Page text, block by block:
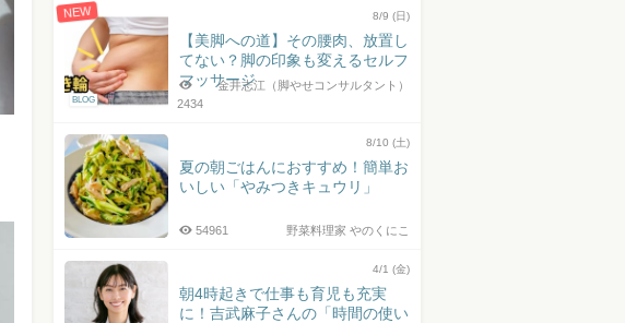
NEW
BLOG
8/9 (日)
【美脚への道】その腰肉、放置し
てない？脚の印象も変えるセルフ
マッサージ金井志江（脚やせコンサルタント）
2434
8/10 (土)
夏の朝ごはんにおすすめ！簡単お
いしい「やみつきキュウリ」
野菜料理家 やのくにこ
54961
4/1 (金)
朝4時起きで仕事も育児も充実
に！吉武麻子さんの「時間の使い